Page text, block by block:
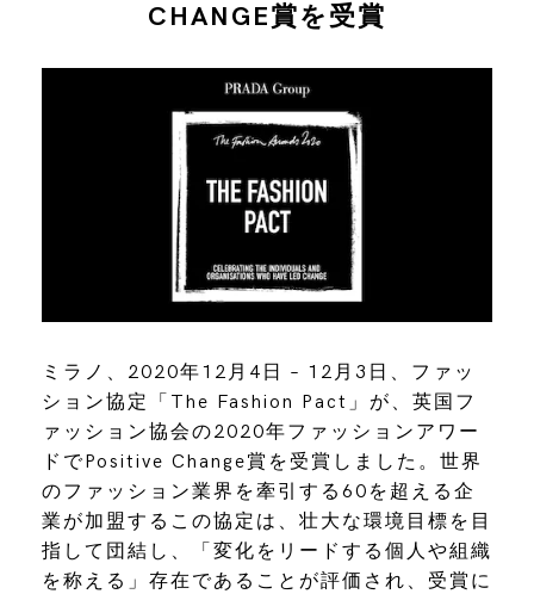
CHANGE賞を受賞
ミラノ、2020年12月4日 – 12月3日、ファッ
ション協定「The Fashion Pact」が、英国フ
ァッション協会の2020年ファッションアワー
ドでPositive Change賞を受賞しました。世界
のファッション業界を牽引する60を超える企
業が加盟するこの協定は、壮大な環境目標を目
指して団結し、「変化をリードする個人や組織
を称える」存在であることが評価され、受賞に